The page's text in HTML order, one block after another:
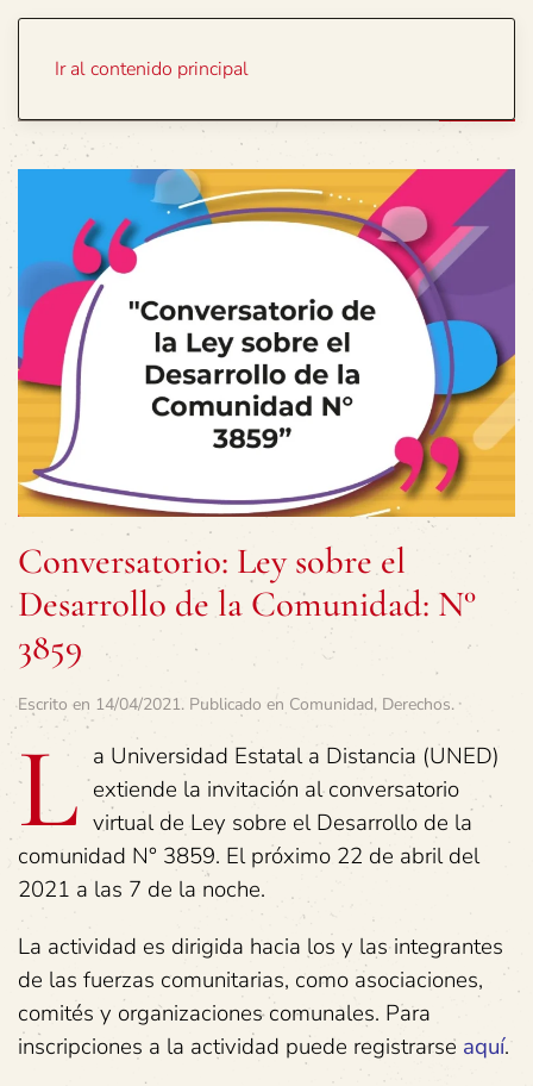
Ir al contenido principal
Conversatorio: Ley sobre el
Desarrollo de la Comunidad: N°
3859
Escrito en 14/04/2021. Publicado en Comunidad, Derechos.
L a Universidad Estatal a Distancia (UNED)
extiende la invitación al conversatorio
virtual de Ley sobre el Desarrollo de la
comunidad N° 3859. El próximo 22 de abril del
2021 a las 7 de la noche.
La actividad es dirigida hacia los y las integrantes
de las fuerzas comunitarias, como asociaciones,
comités y organizaciones comunales. Para
inscripciones a la actividad puede registrarse aquí.